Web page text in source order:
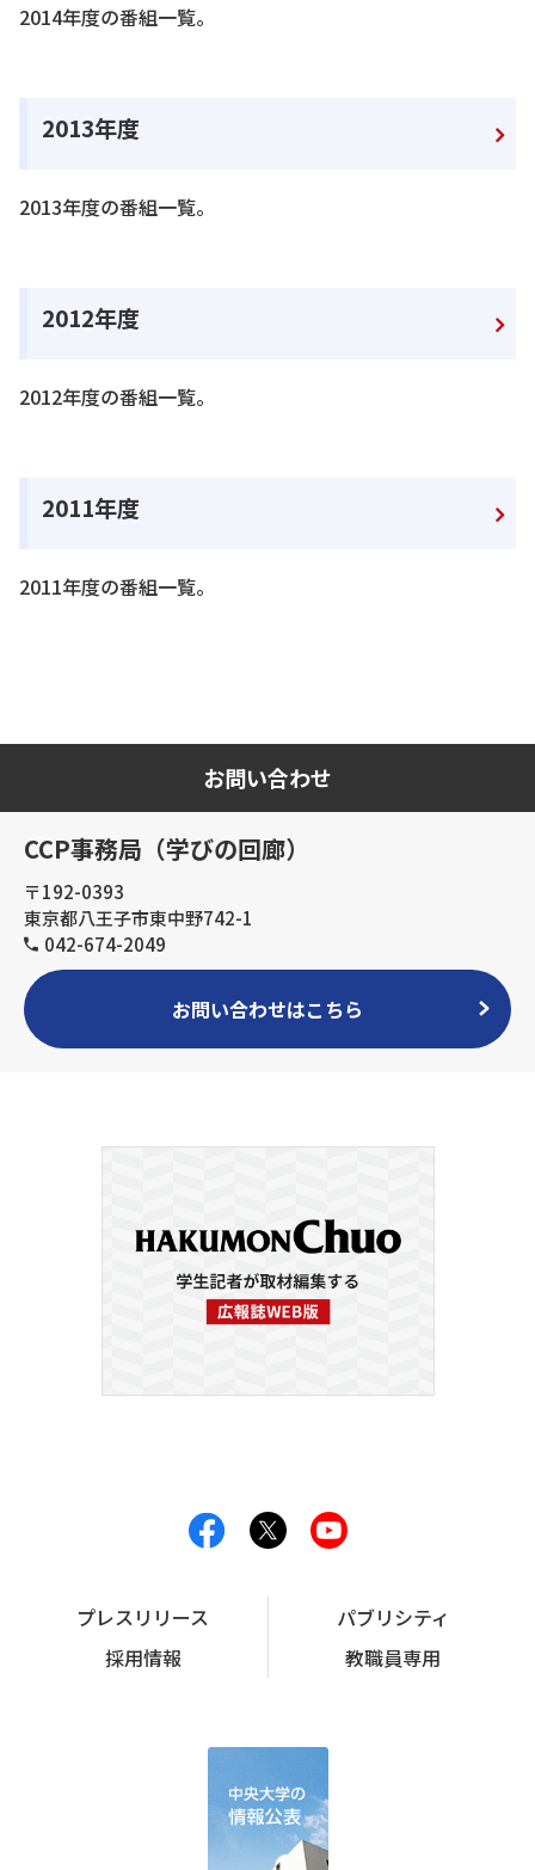
2014年度の番組一覧。
2013年度
2013年度の番組一覧。
2012年度
2012年度の番組一覧。
2011年度
2011年度の番組一覧。
お問い合わせ
CCP事務局（学びの回廊）
〒192-0393
東京都八王子市東中野742-1
042-674-2049
お問い合わせはこちら
プレスリリース
パブリシティ
採用情報
教職員専用